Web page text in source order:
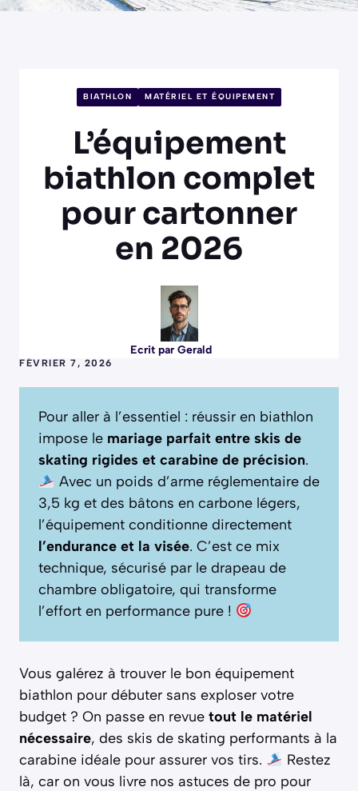
BIATHLON MATÉRIEL ET ÉQUIPEMENT
L’équipement
biathlon complet
pour cartonner
en 2026
Ecrit par Gerald
FÉVRIER 7, 2026
Pour aller à l’essentiel : réussir en biathlon
impose le mariage parfait entre skis de
skating rigides et carabine de précision.
Avec un poids d’arme réglementaire de
3,5 kg et des bâtons en carbone légers,
l’équipement conditionne directement
l’endurance et la visée. C’est ce mix
technique, sécurisé par le drapeau de
chambre obligatoire, qui transforme
l’effort en performance pure !
Vous galérez à trouver le bon équipement
biathlon pour débuter sans exploser votre
budget ? On passe en revue tout le matériel
nécessaire, des skis de skating performants à la
carabine idéale pour assurer vos tirs.
Restez
là, car on vous livre nos astuces de pro pour